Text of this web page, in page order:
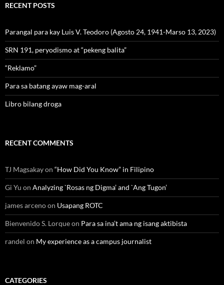
RECENT POSTS
Parangal para kay Luis V. Teodoro (Agosto 24, 1941-Marso 13, 2023)
SRN 191, peryodismo at “pekeng balita”
“Reklamo”
Para sa batang ayaw mag-aral
Libro bilang droga
RECENT COMMENTS
TJ Magsakayon “How Did You Know” in Filipino
Gi Yu on Analyzing `Rosas ng Digma’ and `Ang Tugon’
james arcenoon Usapang ROTC
Bienvenido S. Lorqueon Para sa ina’t ama ng isang aktibista
randel on My experience as a campus journalist
CATEGORIES